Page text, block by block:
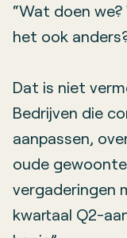
“Wat doen
het ook
Dat is niet
Bedrijven die
aanpassen,
oude
vergaderingen
kwartaal Q2-